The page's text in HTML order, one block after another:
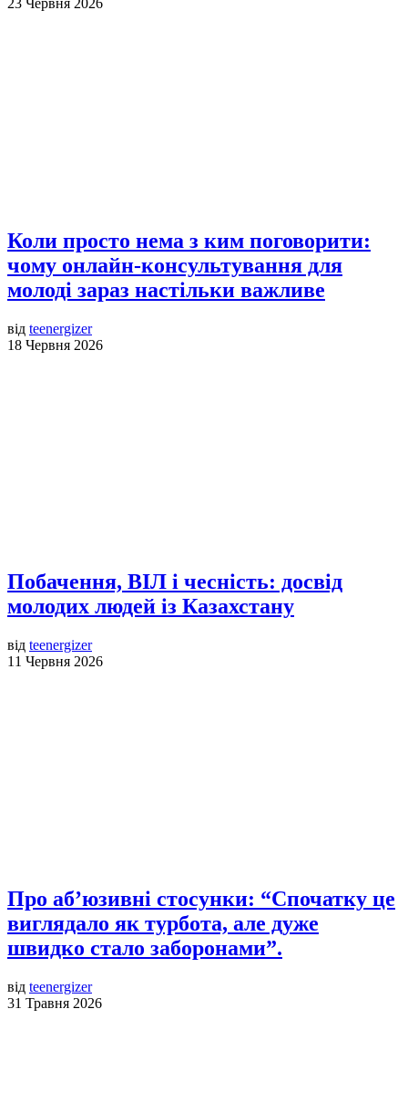
Коли просто нема з ким поговорити:
чому онлайн-консультування для
молоді зараз настільки важливе
від teenergizer
18 Червня 2026
Побачення, ВІЛ і чесність: досвід
молодих людей із Казахстану
від teenergizer
11 Червня 2026
Про аб’юзивні стосунки: “Спочатку це
виглядало як турбота, але дуже
швидко стало заборонами”.
від teenergizer
31 Травня 2026